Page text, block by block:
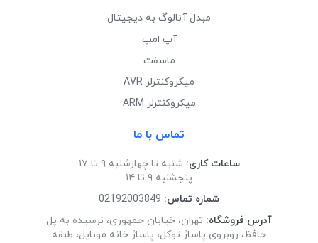
مبدل آنالوگ به دیجیتال
آپ امپ
ماسفت
میکروکنترلر AVR
میکروکنترلر ARM
تماس با ما
ساعات کاری: شنبه تا چهارشنبه ۹ تا ۱۷
پنجشنبه ۹ تا ۱۴
شماره تماس: 02192003849
آدرس فروشگاه: تهران، خیابان جمهوری، نرسیده به پل
حافظ، روبروی پاساژ توکل، پاساژ خانه موبایل، طبقه